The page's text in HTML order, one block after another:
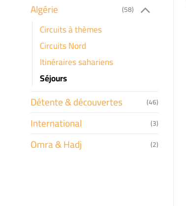
Algérie (58)
Circuits à thèmes
Circuits Nord
Itinéraires sahariens
Séjours
Détente & découvertes (46)
International (3)
Omra & Hadj (2)